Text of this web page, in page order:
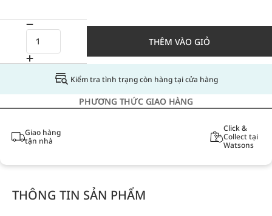
THÊM VÀO GIỎ
Kiểm tra tình trạng còn hàng tại cửa hàng
PHƯƠNG THỨC GIAO HÀNG
Giao hàng
tận nhà
Click &
Collect tại
Watsons
THÔNG TIN SẢN PHẨM